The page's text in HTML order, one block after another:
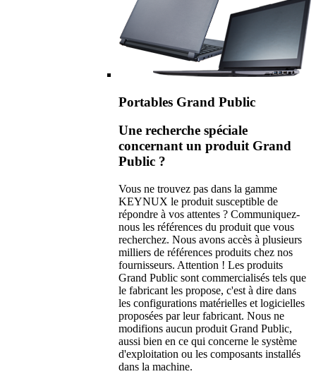
Portables Grand Public
Une recherche spéciale
concernant un produit Grand
Public ?
Vous ne trouvez pas dans la gamme
KEYNUX le produit susceptible de
répondre à vos attentes ? Communiquez-
nous les références du produit que vous
recherchez. Nous avons accès à plusieurs
milliers de références produits chez nos
fournisseurs. Attention ! Les produits
Grand Public sont commercialisés tels que
le fabricant les propose, c'est à dire dans
les configurations matérielles et logicielles
proposées par leur fabricant. Nous ne
modifions aucun produit Grand Public,
aussi bien en ce qui concerne le système
d'exploitation ou les composants installés
dans la machine.